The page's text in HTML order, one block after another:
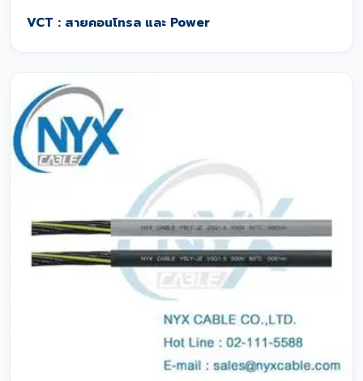
VCT : สายคอนโทรล และ Power